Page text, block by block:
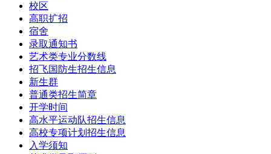
校区
高职扩招
宿舍
录取通知书
艺术类专业分数线
招飞国防生招生信息
新生群
普通类招生简章
开学时间
高水平运动队招生信息
高校专项计划招生信息
入学须知